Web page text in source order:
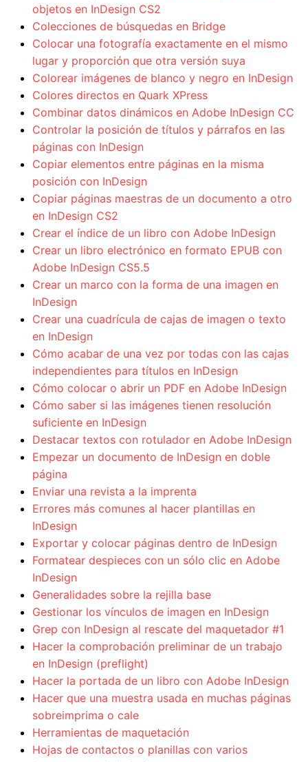
objetos en InDesign CS2
Colecciones de búsquedas en Bridge
Colocar una fotografía exactamente en el mismo
lugar y proporción que otra versión suya
Colorear imágenes de blanco y negro en InDesign
Colores directos en Quark XPress
Combinar datos dinámicos en Adobe InDesign CC
Controlar la posición de títulos y párrafos en las
páginas con InDesign
Copiar elementos entre páginas en la misma
posición con InDesign
Copiar páginas maestras de un documento a otro
en InDesign CS2
Crear el índice de un libro con Adobe InDesign
Crear un libro electrónico en formato EPUB con
Adobe InDesign CS5.5
Crear un marco con la forma de una imagen en
InDesign
Crear una cuadrícula de cajas de imagen o texto
en InDesign
Cómo acabar de una vez por todas con las cajas
independientes para títulos en InDesign
Cómo colocar o abrir un PDF en Adobe InDesign
Cómo saber si las imágenes tienen resolución
suficiente en InDesign
Destacar textos con rotulador en Adobe InDesign
Empezar un documento de InDesign en doble
página
Enviar una revista a la imprenta
Errores más comunes al hacer plantillas en
InDesign
Exportar y colocar páginas dentro de InDesign
Formatear despieces con un sólo clic en Adobe
InDesign
Generalidades sobre la rejilla base
Gestionar los vínculos de imagen en InDesign
Grep con InDesign al rescate del maquetador #1
Hacer la comprobación preliminar de un trabajo
en InDesign (preflight)
Hacer la portada de un libro con Adobe InDesign
Hacer que una muestra usada en muchas páginas
sobreimprima o cale
Herramientas de maquetación
Hojas de contactos o planillas con varios